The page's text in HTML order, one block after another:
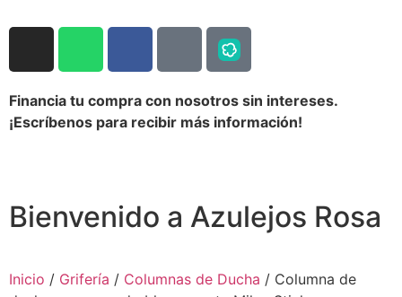
Financia tu compra con nosotros sin intereses.
¡Escríbenos para recibir más información!
Bienvenido a Azulejos Rosa
Inicio / Grifería / Columnas de Ducha / Columna de